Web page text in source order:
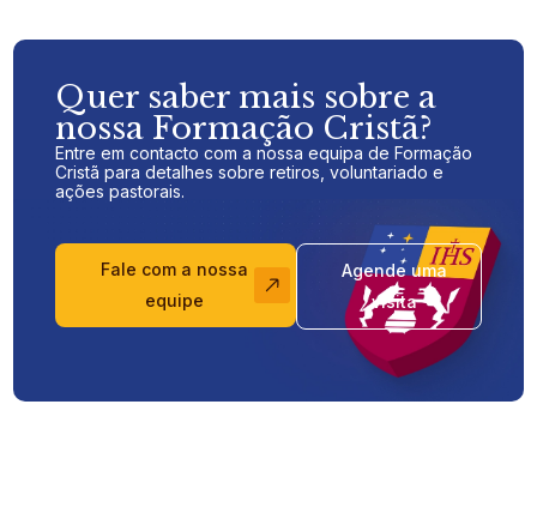
Quer saber mais sobre a
nossa Formação Cristã?
Entre em contacto com a nossa equipa de Formação
Cristã para detalhes sobre retiros, voluntariado e
ações pastorais.
Fale com a nossa
equipe
Agende uma
visita